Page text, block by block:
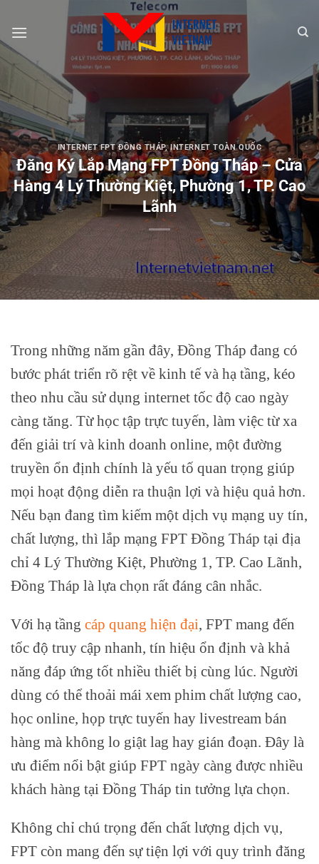
đến
nội
dung
INTERNET FPT ĐỒNG THÁP,INTERNET TOÀN QUỐC
Đăng Ký Lắp Mạng FPT Đồng Tháp – Cửa
Hàng 4 Lý Thường Kiệt, Phường 1, TP. Cao
Lãnh
Trong những năm gần đây, Đồng Tháp đang có
bước phát triển rõ rệt về kinh tế và hạ tầng, kéo
theo nhu cầu sử dụng internet tốc độ cao ngày
càng tăng. Từ học tập trực tuyến, làm việc từ xa
đến giải trí và kinh doanh online, một đường
truyền ổn định chính là yếu tố quan trọng giúp
mọi hoạt động diễn ra thuận lợi và hiệu quả hơn.
Nếu bạn đang tìm kiếm một dịch vụ mạng uy tín,
chất lượng, thì lắp mạng FPT Đồng Tháp tại địa
chỉ 4 Lý Thường Kiệt, Phường 1, TP. Cao Lãnh,
Đồng Tháp là lựa chọn rất đáng cân nhắc.
Với hạ tầng cáp quang hiện đại, FPT mang đến
tốc độ truy cập nhanh, tín hiệu ổn định và khả
năng đáp ứng tốt nhiều thiết bị cùng lúc. Người
dùng có thể thoải mái xem phim chất lượng cao,
học online, họp trực tuyến hay livestream bán
hàng mà không lo giật lag hay gián đoạn. Đây là
ưu điểm nổi bật giúp FPT ngày càng được nhiều
khách hàng tại Đồng Tháp tin tưởng lựa chọn.
Không chỉ chú trọng đến chất lượng dịch vụ,
FPT còn mang đến sự tiện lợi với quy trình đăng